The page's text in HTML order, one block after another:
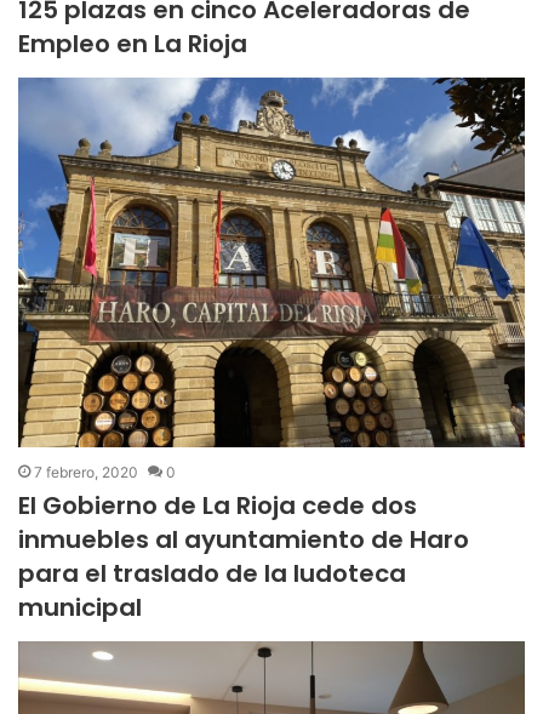
125 plazas en cinco Aceleradoras de
Empleo en La Rioja
7 febrero, 2020 0
El Gobierno de La Rioja cede dos
inmuebles al ayuntamiento de Haro
para el traslado de la ludoteca
municipal